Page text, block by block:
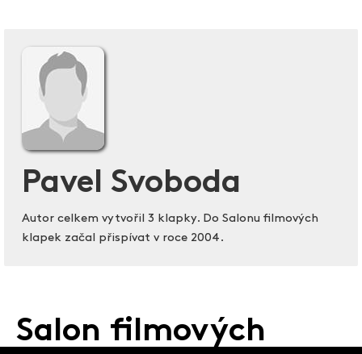
Pavel Svoboda
Autor celkem vytvořil 3 klapky. Do Salonu filmových
klapek začal přispívat v roce 2004.
Salon filmových